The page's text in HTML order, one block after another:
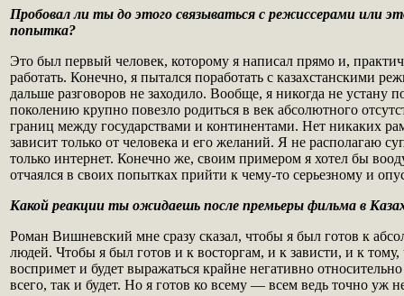
Пробовал ли ты до этого связываться с режиссерами или
попытка?
Это был первый человек, которому я написал прямо и,
работать. Конечно, я пытался поработать с казахстанскими
дальше разговоров не заходило. Вообще, я никогда не устану
поколению крупно повезло родиться в век абсолютного
границ между государствами и континентами. Нет никаких
зависит только от человека и его желаний. Я не располагаю
только интернет. Конечно же, своим примером я хотел бы
отчаялся в своих попытках прийти к чему-то серьезному и
Какой реакции ты ожидаешь после премьеры фильма в
Роман Вишневский мне сразу сказал, чтобы я был готов к
людей. Чтобы я был готов и к восторгам, и к зависти, и к тому,
воспримет и будет выражаться крайне негативно
всего, так и будет. Но я готов ко всему — всем ведь точно уж